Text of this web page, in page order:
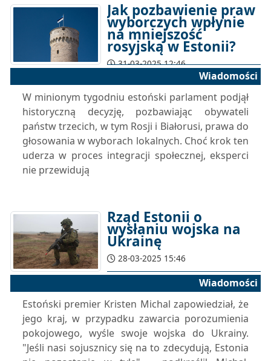
Jak pozbawienie praw
wyborczych wpłynie
na mniejszość
rosyjską w Estonii?
31-03-2025 12:46
Wiadomości
W minionym tygodniu estoński parlament podjął
historyczną decyzję, pozbawiając obywateli
państw trzecich, w tym Rosji i Białorusi, prawa do
głosowania w wyborach lokalnych. Choć krok ten
uderza w proces integracji społecznej, eksperci
nie przewidują
Rząd Estonii o
wysłaniu wojska na
Ukrainę
28-03-2025 15:46
Wiadomości
Estoński premier Kristen Michal zapowiedział, że
jego kraj, w przypadku zawarcia porozumienia
pokojowego, wyśle swoje wojska do Ukrainy.
"Jeśli nasi sojusznicy się na to zdecydują, Estonia